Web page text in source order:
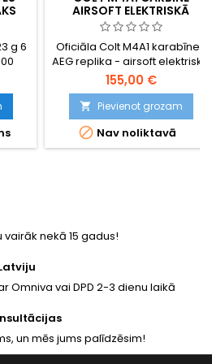
g 6
—
AIRSOFT ELEKTRISKĀ
UZBRUKUMA ŠAUTENE
Oficiāla Colt M4A1 karabīnes
AEG replika - airsoft elektriskā
šautene. Modelis: Cybergun
180860
155,00 €
 Pievienot grozam
 Nav noliktavā
nekā 15 gadus!
Omniva vai DPD 2-3 dienu laikā
un mēs jums palīdzēsim!